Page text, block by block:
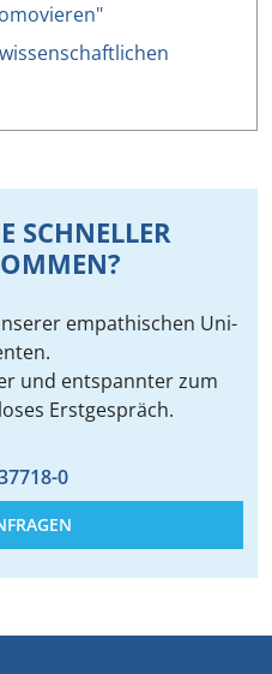
SCHNELLER
empathischen Uni-
und entspannter zum
Erstgespräch.
0